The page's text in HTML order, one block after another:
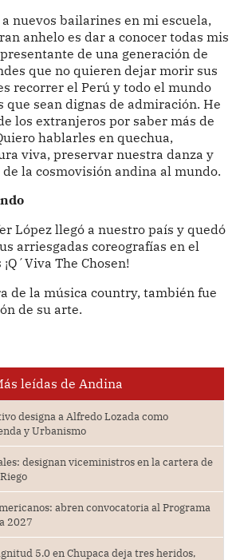
nuevos bailarines en mi escuela,
anhelo es dar a conocer todas mis
de una generación de
que no quieren dejar morir sus
recorrer el Perú y todo el mundo
que sean dignas de admiración. He
los extranjeros por saber más de
hablarles en quechua,
viva, preservar nuestra danza y
la cosmovisión andina al mundo.
López llegó a nuestro país y quedó
arriesgadas coreografías en el
The Chosen!
de la música country, también fue
de su arte.
leídas de Andina
designa a Alfredo Lozada como
y Urbanismo
designan viceministros en la cartera de
abren convocatoria al Programa
2027
5.0 en Chupaca deja tres heridos,